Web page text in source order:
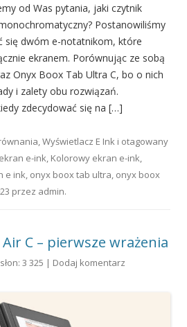
od Was pytania, jaki czytnik
Postanowiliśmy
się dwóm e-notatnikom, które
ekranem. Porównując ze sobą
Onyx Boox Tab Ultra C, bo o nich
i zalety obu rozwiązań.
zdecydować się na […]
,Wyświetlacz E Ink i otagowany
ekran e-ink, Kolorowy ekran e-ink,
e ink, onyx boox tab ultra, onyx boox
przez admin.
C – pierwsze wrażenia
3 325 | Dodaj komentarz